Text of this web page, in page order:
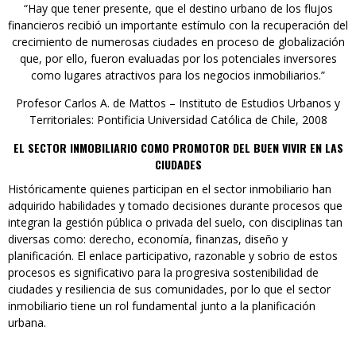
“Hay que tener presente, que el destino urbano de los flujos
financieros recibió un importante estímulo con la recuperación del
crecimiento de numerosas ciudades en proceso de globalización
que, por ello, fueron evaluadas por los potenciales inversores
como lugares atractivos para los negocios inmobiliarios.”
Profesor Carlos A. de Mattos – Instituto de Estudios Urbanos y
Territoriales: Pontificia Universidad Católica de Chile, 2008
EL SECTOR INMOBILIARIO COMO PROMOTOR DEL BUEN VIVIR EN LAS
CIUDADES
Históricamente quienes participan en el sector inmobiliario han
adquirido habilidades y tomado decisiones durante procesos que
integran la gestión pública o privada del suelo, con disciplinas tan
diversas como: derecho, economía, finanzas, diseño y
planificación. El enlace participativo, razonable y sobrio de estos
procesos es significativo para la progresiva sostenibilidad de
ciudades y resiliencia de sus comunidades, por lo que el sector
inmobiliario tiene un rol fundamental junto a la planificación
urbana.